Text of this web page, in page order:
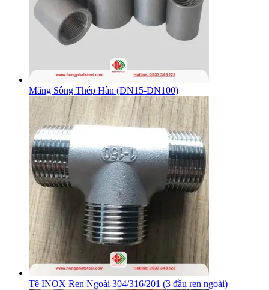
Măng Sông Thép Hàn (DN15-DN100)
Tê INOX Ren Ngoài 304/316/201 (3 đầu ren ngoài)